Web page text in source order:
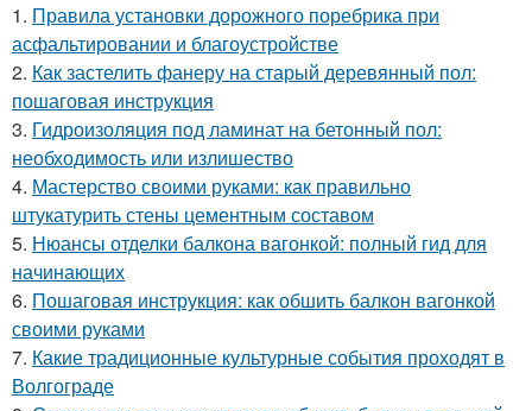
1. Правила установки дорожного поребрика при
асфальтировании и благоустройстве
2. Как застелить фанеру на старый деревянный пол:
пошаговая инструкция
3. Гидроизоляция под ламинат на бетонный пол:
необходимость или излишество
4. Мастерство своими руками: как правильно
штукатурить стены цементным составом
5. Нюансы отделки балкона вагонкой: полный гид для
начинающих
6. Пошаговая инструкция: как обшить балкон вагонкой
своими руками
7. Какие традиционные культурные события проходят в
Волгограде